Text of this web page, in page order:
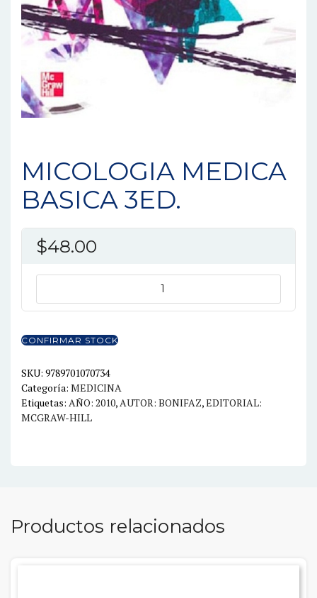
MICOLOGIA MEDICA
BASICA 3ED.
$48.00
3ED.
CONFIRMAR STOCK
SKU: 9789701070734
Categoría: MEDICINA
Etiquetas: AÑO: 2010, AUTOR: BONIFAZ,EDITORIAL:
MCGRAW-HILL
Productos relacionados